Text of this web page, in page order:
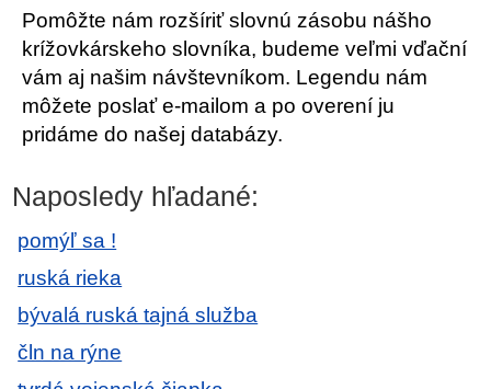
Pomôžte nám rozšíriť slovnú zásobu nášho
krížovkárskeho slovníka, budeme veľmi vďační
vám aj našim návštevníkom. Legendu nám
môžete poslať e-mailom a po overení ju
pridáme do našej databázy.
Naposledy hľadané:
pomýľ sa !
ruská rieka
bývalá ruská tajná služba
čln na rýne